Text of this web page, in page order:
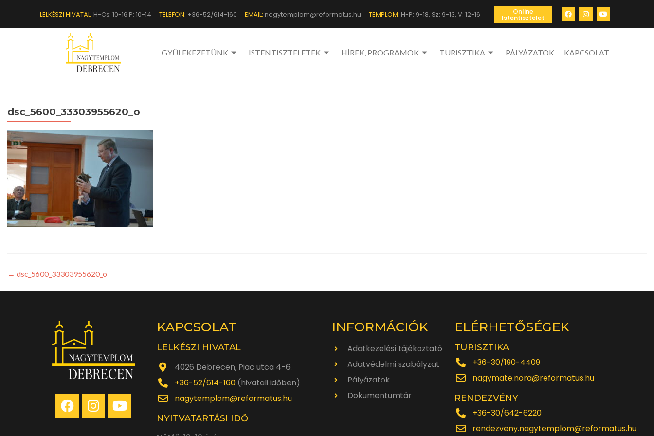
LELKÉSZI HIVATAL: H-Cs: 10-16 P: 10-14 TELEFON: +36-52/614-160 EMAIL: nagytemplom@reformatus.hu TEMPLOM: H-P: 9-18, Sz: 9-13, V: 12-16 Online
Istentisztelet
GYÜLEKEZETÜNK ISTENTISZTELETEK HÍREK, PROGRAMOK TURISZTIKA PÁLYÁZATOK KAPCSOLAT
dsc_5600_33303955620_o
← dsc_5600_33303955620_o
KAPCSOLAT
LELKÉSZI HIVATAL
4026 Debrecen, Piac utca 4-6.
+36-52/614-160 (hivatali időben)
nagytemplom@reformatus.hu
NYITVATARTÁSI IDŐ
INFORMÁCIÓK
Adatkezelési tájékoztató
Adatvédelmi szabályzat
Pályázatok
Dokumentumtár
ELÉRHETŐSÉGEK
TURISZTIKA
+36-30/190-4409
nagymate.nora@reformatus.hu
RENDEZVÉNY
+36-30/642-6220
rendezveny.nagytemplom@reformatus.hu